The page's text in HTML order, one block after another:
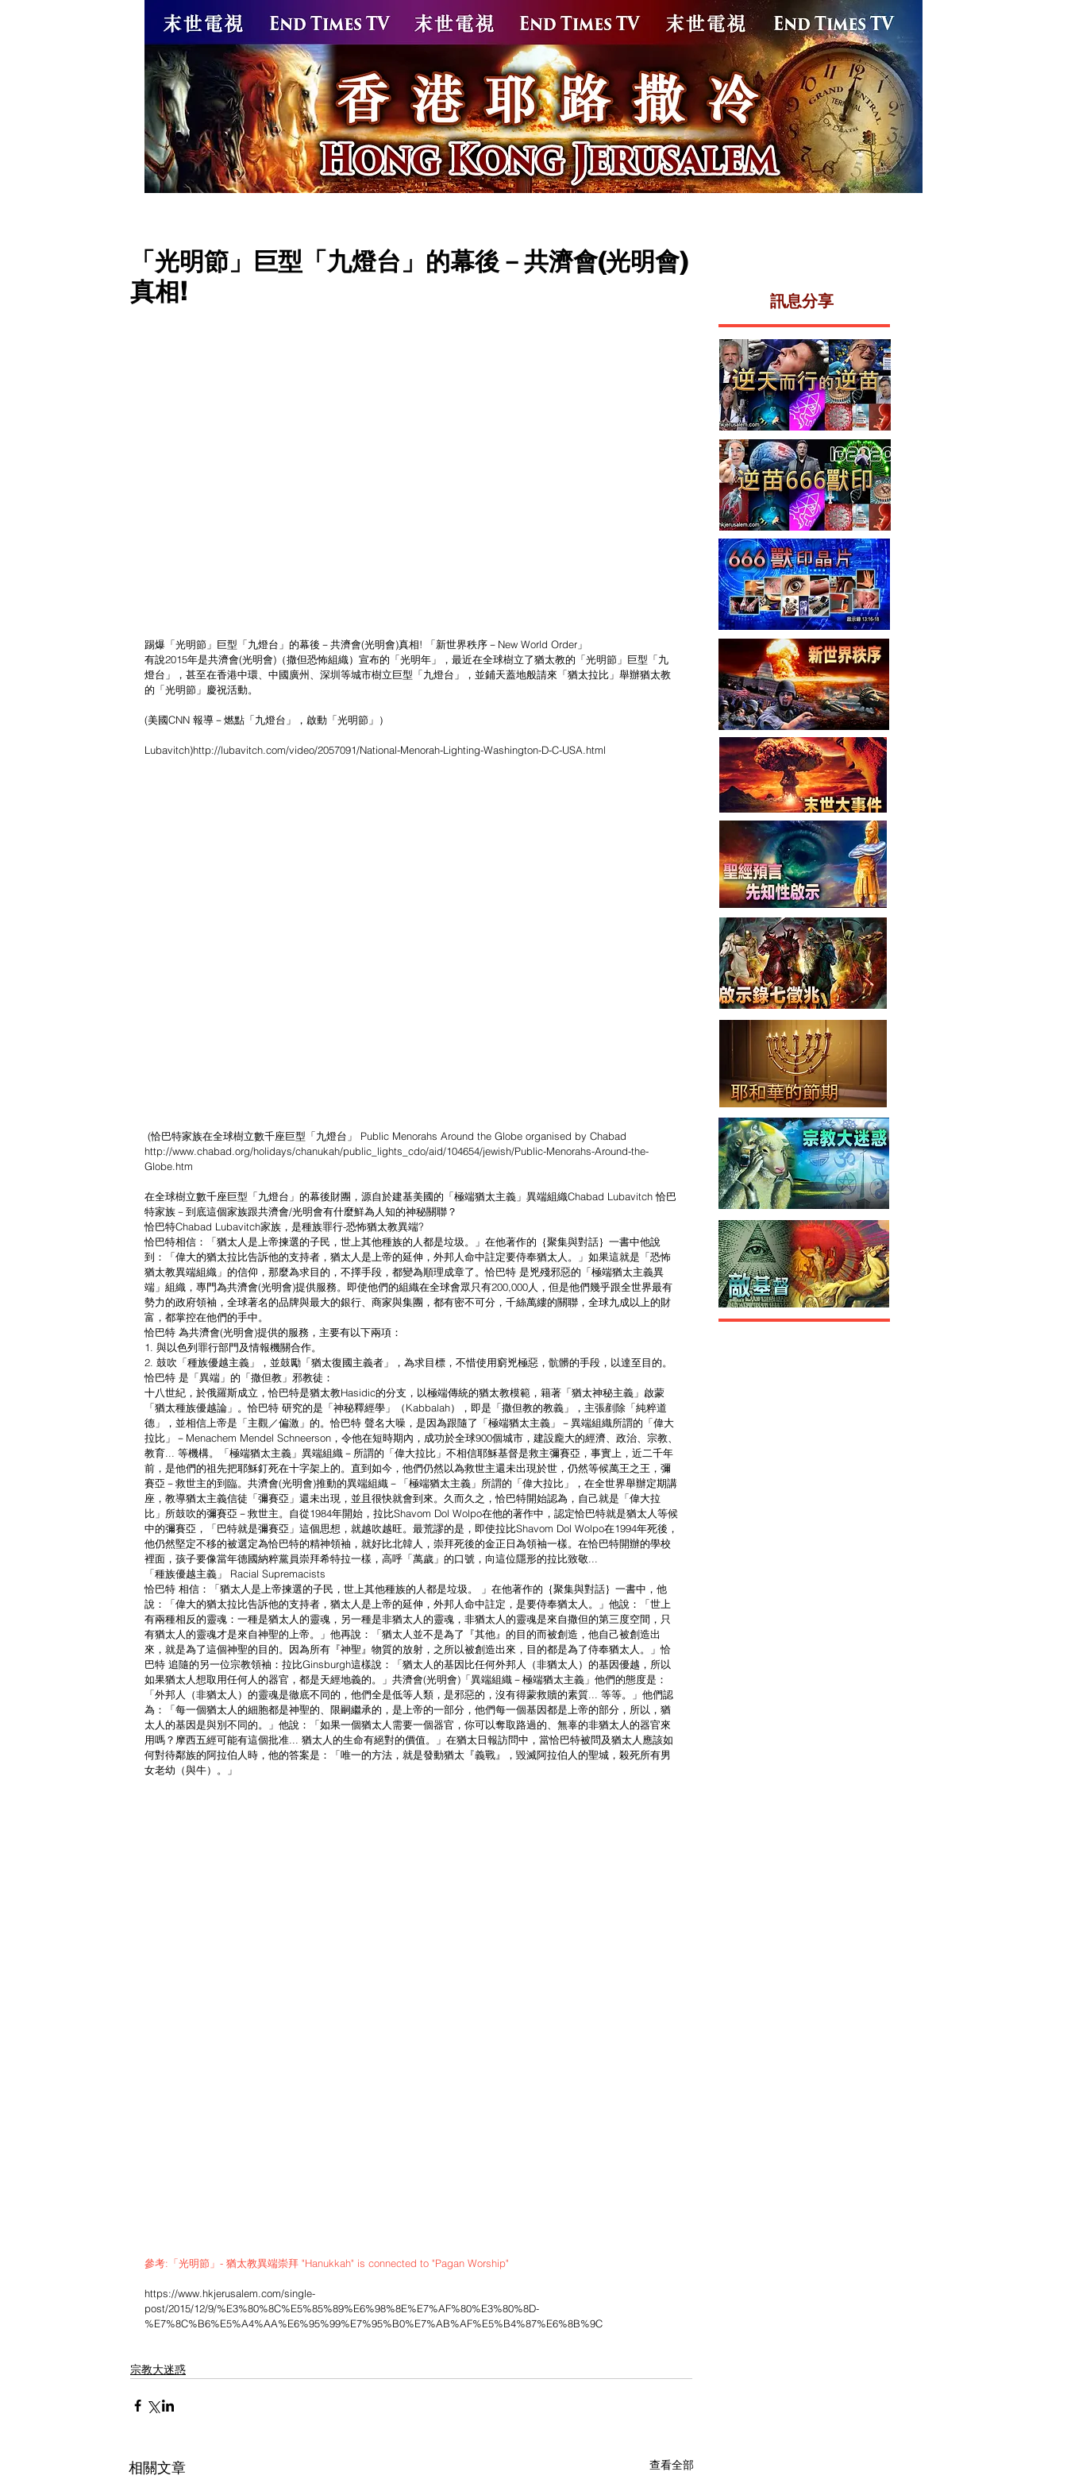
「光明節」巨型「九燈台」的幕後－共濟會(光明會)
真相!
踢爆「光明節」巨型「九燈台」的幕後－共濟會(光明會)真相! 「新世界秩序－New World Order」
有說2015年是共濟會(光明會)（撒但恐怖組織）宣布的「光明年」，最近在全球樹立了猶太教的「光明節」巨型「九
燈台」，甚至在香港中環、中國廣州、深圳等城市樹立巨型「九燈台」，並鋪天蓋地般請來「猶太拉比」舉辦猶太教
的「光明節」慶祝活動。
(美國CNN 報導－燃點「九燈台」，啟動「光明節」）
Lubavitch)http://lubavitch.com/video/2057091/National-Menorah-Lighting-Washington-D-C-USA.html
(恰巴特家族在全球樹立數千座巨型「九燈台」 Public Menorahs Around the Globe organised by Chabad
http://www.chabad.org/holidays/chanukah/public_lights_cdo/aid/104654/jewish/Public-Menorahs-Around-the-
Globe.htm
在全球樹立數千座巨型「九燈台」的幕後財團，源自於建基美國的「極端猶太主義」異端組織Chabad Lubavitch 恰巴
特家族－到底這個家族跟共濟會/光明會有什麼鮮為人知的神秘關聯？
恰巴特Chabad Lubavitch家族，是種族罪行-恐怖猶太教異端?
恰巴特相信：「猶太人是上帝揀選的子民，世上其他種族的人都是垃圾。」在他著作的｛聚集與對話｝一書中他說
到：「偉大的猶太拉比告訴他的支持者，猶太人是上帝的延伸，外邦人命中註定要侍奉猶太人。」如果這就是「恐怖
猶太教異端組織」的信仰，那麼為求目的，不擇手段，都變為順理成章了。恰巴特 是兇殘邪惡的「極端猶太主義異
端」組織，專門為共濟會(光明會)提供服務。即使他們的組織在全球會眾只有200,000人，但是他們幾乎跟全世界最有
勢力的政府領袖，全球著名的品牌與最大的銀行、商家與集團，都有密不可分，千絲萬縷的關聯，全球九成以上的財
富，都掌控在他們的手中。
恰巴特 為共濟會(光明會)提供的服務，主要有以下兩項：
1. 與以色列罪行部門及情報機關合作。
2. 鼓吹「種族優越主義」，並鼓勵「猶太復國主義者」，為求目標，不惜使用窮兇極惡，骯髒的手段，以達至目的。
恰巴特 是「異端」的「撒但教」邪教徒：
十八世紀，於俄羅斯成立，恰巴特是猶太教Hasidic的分支，以極端傳統的猶太教模範，籍著「猶太神秘主義」啟蒙
「猶太種族優越論」。恰巴特 研究的是「神秘釋經學」（Kabbalah），即是「撒但教的教義」，主張剷除「純粹道
德」，並相信上帝是「主觀／偏激」的。恰巴特 聲名大噪，是因為跟隨了「極端猶太主義」－異端組織所謂的「偉大
拉比」－Menachem Mendel Schneerson，令他在短時期內，成功於全球900個城市，建設龐大的經濟、政治、宗教、
教育... 等機構。「極端猶太主義」異端組織－所謂的「偉大拉比」不相信耶穌基督是救主彌賽亞，事實上，近二千年
前，是他們的祖先把耶穌釘死在十字架上的。直到如今，他們仍然以為救世主還未出現於世，仍然等候萬王之王，彌
賽亞－救世主的到臨。共濟會(光明會)推動的異端組織－「極端猶太主義」所謂的「偉大拉比」，在全世界舉辦定期講
座，教導猶太主義信徒「彌賽亞」還未出現，並且很快就會到來。久而久之，恰巴特開始認為，自己就是「偉大拉
比」所鼓吹的彌賽亞－救世主。自從1984年開始，拉比Shavom Dol Wolpo在他的著作中，認定恰巴特就是猶太人等候
中的彌賽亞，「巴特就是彌賽亞」這個思想，就越吹越旺。最荒謬的是，即使拉比Shavom Dol Wolpo在1994年死後，
他仍然堅定不移的被選定為恰巴特的精神領袖，就好比北韓人，崇拜死後的金正日為領袖一樣。在恰巴特開辦的學校
裡面，孩子要像當年德國納粹黨員崇拜希特拉一樣，高呼「萬歲」的口號，向這位隱形的拉比致敬...
「種族優越主義」 Racial Supremacists
恰巴特 相信：「猶太人是上帝揀選的子民，世上其他種族的人都是垃圾。 」在他著作的｛聚集與對話｝一書中，他
說：「偉大的猶太拉比告訴他的支持者，猶太人是上帝的延伸，外邦人命中註定，是要侍奉猶太人。」他說：「世上
有兩種相反的靈魂：一種是猶太人的靈魂，另一種是非猶太人的靈魂，非猶太人的靈魂是來自撒但的第三度空間，只
有猶太人的靈魂才是來自神聖的上帝。」他再說：「猶太人並不是為了『其他』的目的而被創造，他自己被創造出
來，就是為了這個神聖的目的。因為所有『神聖』物質的放射，之所以被創造出來，目的都是為了侍奉猶太人。」恰
巴特 追隨的另一位宗教領袖：拉比Ginsburgh這樣說：「猶太人的基因比任何外邦人（非猶太人）的基因優越，所以
如果猶太人想取用任何人的器官，都是天經地義的。」共濟會(光明會)「異端組織－極端猶太主義」他們的態度是：
「外邦人（非猶太人）的靈魂是徹底不同的，他們全是低等人類，是邪惡的，沒有得蒙救贖的素質... 等等。」他們認
為：「每一個猶太人的細胞都是神聖的、限嗣繼承的，是上帝的一部分，他們每一個基因都是上帝的部分，所以，猶
太人的基因是與別不同的。」他說：「如果一個猶太人需要一個器官，你可以奪取路過的、無辜的非猶太人的器官來
用嗎？摩西五經可能有這個批准... 猶太人的生命有絕對的價值。」在猶太日報訪問中，當恰巴特被問及猶太人應該如
何對待鄰族的阿拉伯人時，他的答案是：「唯一的方法，就是發動猶太『義戰』，毀滅阿拉伯人的聖城，殺死所有男
女老幼（與牛）。」
參考:「光明節」- 猶太教異端崇拜 "Hanukkah" is connected to "Pagan Worship"
https://www.hkjerusalem.com/single-
post/2015/12/9/%E3%80%8C%E5%85%89%E6%98%8E%E7%AF%80%E3%80%8D-
%E7%8C%B6%E5%A4%AA%E6%95%99%E7%95%B0%E7%AB%AF%E5%B4%87%E6%8B%9C
宗教大迷惑
相關文章 查看全部
​訊息分享